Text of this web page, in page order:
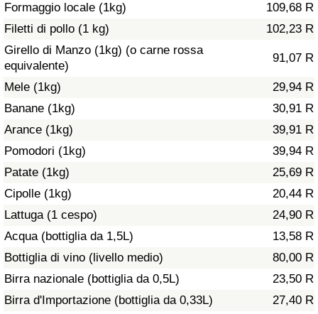
Formaggio locale (1kg)
109,68 R
Filetti di pollo (1 kg)
102,23 R
Girello di Manzo (1kg) (o carne rossa
equivalente)
91,07 R
Mele (1kg)
29,94 R
Banane (1kg)
30,91 R
Arance (1kg)
39,91 R
Pomodori (1kg)
39,94 R
Patate (1kg)
25,69 R
Cipolle (1kg)
20,44 R
Lattuga (1 cespo)
24,90 R
Acqua (bottiglia da 1,5L)
13,58 R
Bottiglia di vino (livello medio)
80,00 R
Birra nazionale (bottiglia da 0,5L)
23,50 R
Birra d'Importazione (bottiglia da 0,33L)
27,40 R
Indice dell’Assistenza Sanitaria per
Nazione
Inquinamento
Indice dell’Inquinamento (Corrente)
Indice di inquinamento
Indice dell’Inquinamento per Nazione
Traffico
Indice del Traffico
Indice del traffico (Corrente)